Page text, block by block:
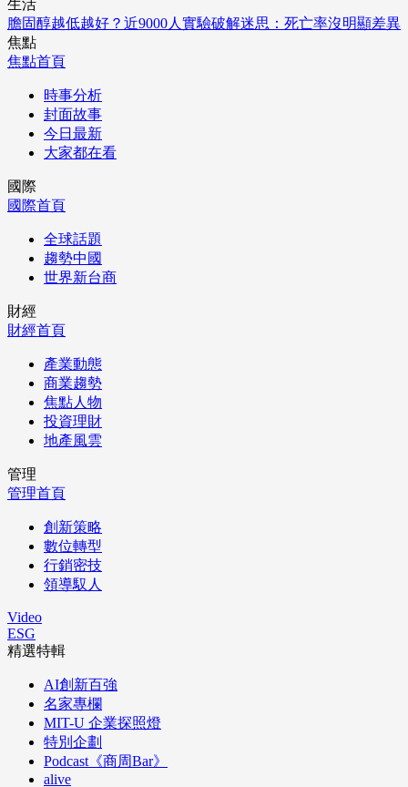
生活
膽固醇越低越好？近9000人實驗破解迷思：死亡率沒明顯差異
焦點
焦點首頁
時事分析
封面故事
今日最新
大家都在看
國際
國際首頁
全球話題
趨勢中國
世界新台商
財經
財經首頁
產業動態
商業趨勢
焦點人物
投資理財
地產風雲
管理
管理首頁
創新策略
數位轉型
行銷密技
領導馭人
Video
ESG
精選特輯
AI創新百強
名家專欄
MIT-U 企業探照燈
特別企劃
Podcast《商周Bar》
alive